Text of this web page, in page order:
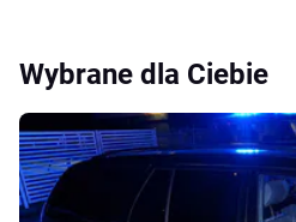
Wybrane dla Ciebie